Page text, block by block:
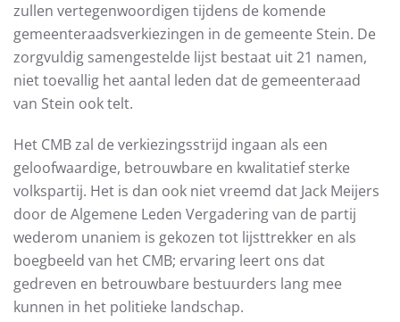
zullen vertegenwoordigen tijdens de komende
gemeenteraadsverkiezingen in de gemeente Stein. De
zorgvuldig samengestelde lijst bestaat uit 21 namen,
niet toevallig het aantal leden dat de gemeenteraad
van Stein ook telt.
Het CMB zal de verkiezingsstrijd ingaan als een
geloofwaardige, betrouwbare en kwalitatief sterke
volkspartij. Het is dan ook niet vreemd dat Jack Meijers
door de Algemene Leden Vergadering van de partij
wederom unaniem is gekozen tot lijsttrekker en als
boegbeeld van het CMB; ervaring leert ons dat
gedreven en betrouwbare bestuurders lang mee
kunnen in het politieke landschap.